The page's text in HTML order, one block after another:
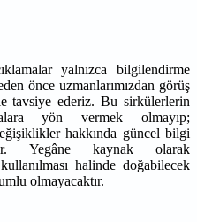
yalnızca bilgilendirme
önce uzmanlarımızdan görüş
tavsiye ederiz. Bu sirkülerlerin
yön vermek olmayıp;
hakkında güncel bilgi
Yegâne kaynak olarak
halinde doğabilecek
olmayacaktır.